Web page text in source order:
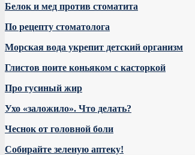
Белок и мед против стоматита
По рецепту стоматолога
Морская вода укрепит детский организм
Глистов поите коньяком с касторкой
Про гусиный жир
Ухо «заложило». Что делать?
Чеснок от головной боли
Собирайте зеленую аптеку!